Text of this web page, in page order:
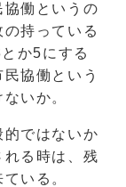
働というの
持っている
か5にする
協働という
いか。
ではないか
れる時は、残
いる。